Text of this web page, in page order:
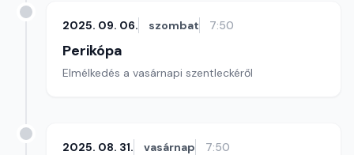
2025. 09. 06. szombat 7:50
Perikópa
Elmélkedés a vasárnapi szentleckéről
2025. 08. 31. vasárnap 7:50